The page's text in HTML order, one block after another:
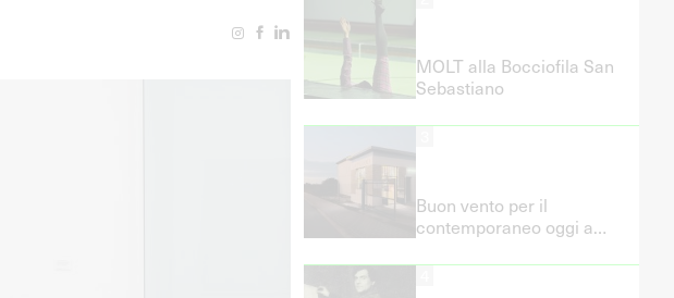
MOLT alla Bocciofila San
Sebastiano
Buon vento per il
contemporaneo oggi a